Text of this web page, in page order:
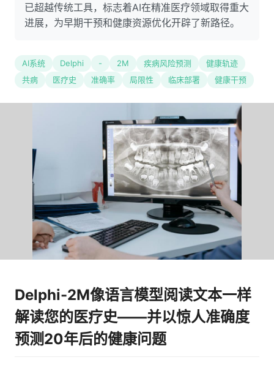
已超越传统工具，标志着AI在精准医疗领域取得重大
进展，为早期干预和健康资源优化开辟了新路径。
AI系统 Delphi - 2M 疾病风险预测
健康轨迹
共病
医疗史 准确率 局限性 临床部署 健康干预
Delphi-2M像语言模型阅读文本一样
解读您的医疗史——并以惊人准确度
预测20年后的健康问题